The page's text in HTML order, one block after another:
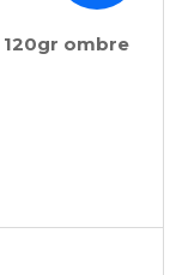
120gr ombre